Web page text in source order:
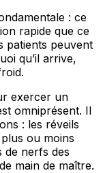
: ce
rapide que ce
patients peuvent
qu’il arrive,
exercer un
omniprésent. Il
: les réveils
ou moins
de nerfs des
main de maître.